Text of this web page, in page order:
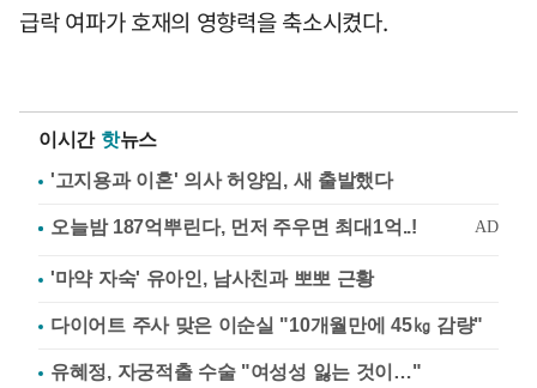
급락 여파가 호재의 영향력을 축소시켰다.
이시간 핫뉴스
'고지용과 이혼' 의사 허양임, 새 출발했다
'마약 자숙' 유아인, 남사친과 뽀뽀 근황
다이어트 주사 맞은 이순실 "10개월만에 45㎏ 감량"
유혜정, 자궁적출 수술 "여성성 잃는 것이…"